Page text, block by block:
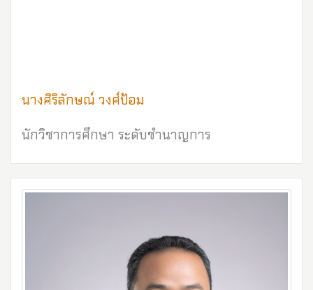
นางศิริลักษณ์ วงศ์ป้อม
นักวิชาการศึกษา ระดับชำนาญการ